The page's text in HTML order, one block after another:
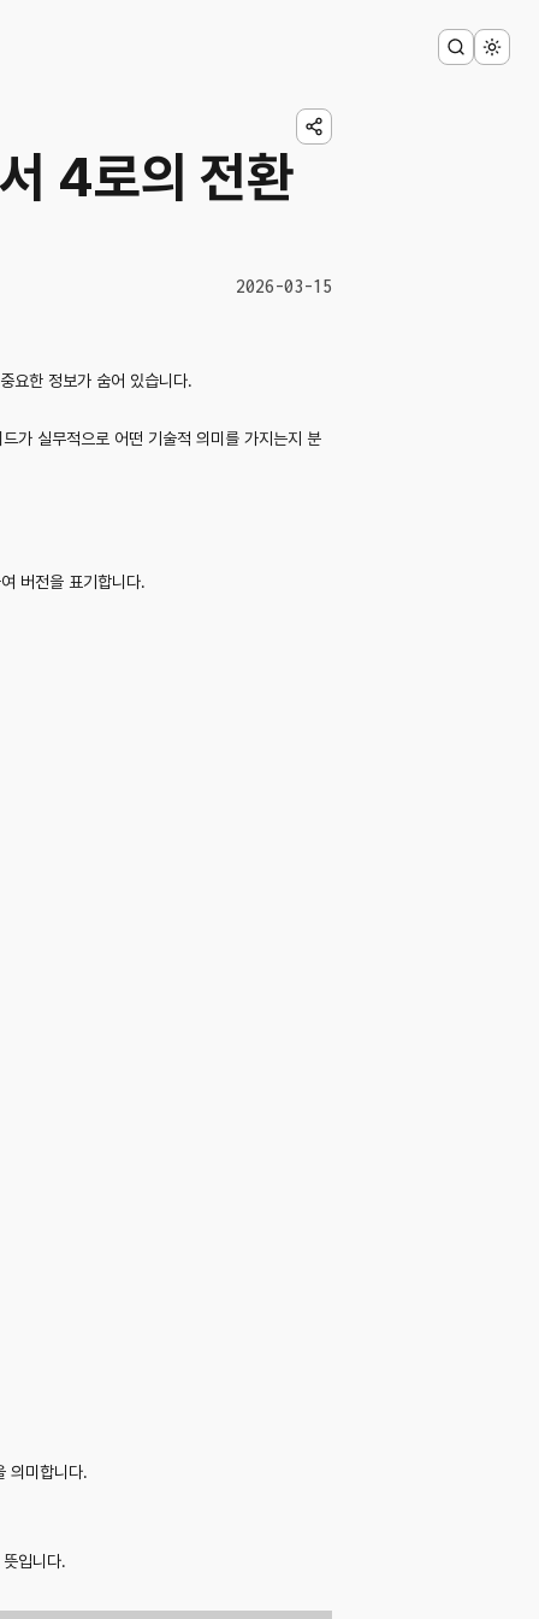
4로의 전환
2026-03-15
요한 정보가 숨어 있습니다.
가 실무적으로 어떤 기술적 의미를 가지는지 분
버전을 표기합니다.
의미합니다.
입니다.